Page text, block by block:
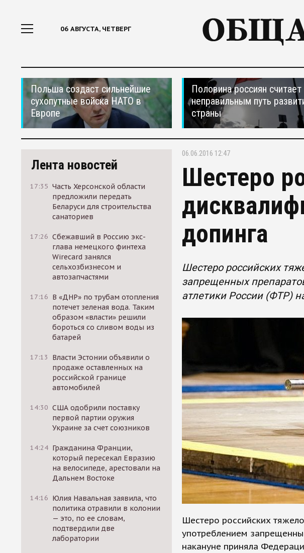
06 АВГУСТА, ЧЕТВЕРГ
Польша создаст сильнейшие
сухопутные войска НАТО в
Европе
Половина россиян считает
неправильным путь
страны
Лента новостей
17:35 Часть Херсонской области
предложили передать
Беларуси для строительства
санаториев
17:26 Сбежавший в Россию экс-
глава немецкого финтеха
Wirecard занялся
сельхозбизнесом и
автозапчастями
17:16 В «ДНР» по трубам отопления
потечет зеленая вода. Таким
образом «власти» решили
бороться со сливом воды из
батарей
17:13
Власти Эстонии объявили о
продаже оставленных на
российской границе
автомобилей
14:30 США одобрили поставку
первой партии оружия
Украине за счет союзников
14:24 Гражданина Франции,
который пересекал Евразию
на велосипеде, арестовали на
Дальнем Востоке
14:16 Юлия Навальная заявила, что
политика отравили в колонии
— это, по ее словам,
подтвердили две
лаборатории
06.06.2016 12:47
Шестеро
допинга
Шестеро российских
запрещенных
атлетики России (ФТР)
Шестеро российских
употреблением
накануне приняла